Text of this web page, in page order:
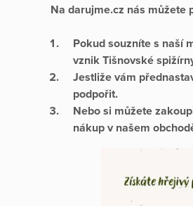
Na darujme.cz nás můžete
Pokud souzníte s naší
vznik Tišnovské
Jestliže vám
podpořit.
Nebo si můžete
nákup v našem